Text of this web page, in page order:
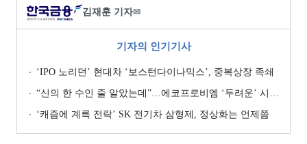
김재훈 기자✉
기자의 인기기사
‘IPO 노리던’ 현대차 ‘보스턴다이나믹스’, 중복상장 족쇄
“신의 한 수인 줄 알았는데”…에코프로비엠 ‘두려운’ 시나리오
‘캐즘에 계륵 전락’ SK 전기차 삼형제, 정상화는 언제쯤